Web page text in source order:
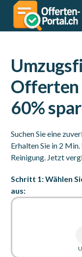
Offerten
60%
Suchen Sie eine
Erhalten Sie in 2 Min.
Reinigung. Jetzt
Schritt 1: Wählen
aus: